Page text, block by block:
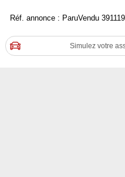
Réf. annonce : ParuVendu
Simulez votre